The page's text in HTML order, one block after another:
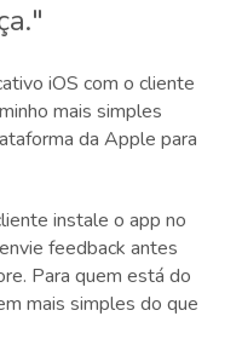
iOS com o cliente
mais simples
da Apple para
instale o app no
feedback antes
Para quem está do
mais simples do que